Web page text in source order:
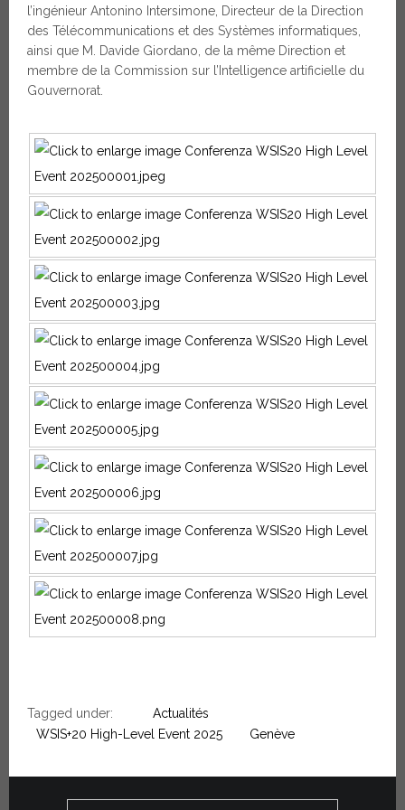
l’ingénieur Antonino Intersimone, Directeur de la Direction
des Télécommunications et des Systèmes informatiques,
ainsi que M. Davide Giordano, de la même Direction et
membre de la Commission sur l’Intelligence artificielle du
Gouvernorat.
Tagged under:
Actualités
WSIS+20 High-Level Event 2025
Genève